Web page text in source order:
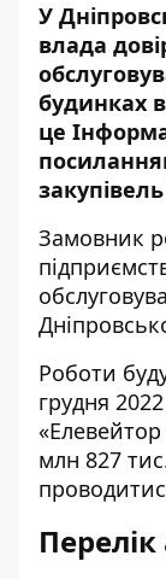
У
влада
будинках
це
закупівель
Замовник
Роботи
грудня
«Елевейтор
млн 827